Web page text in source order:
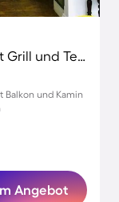
Voll ausgestattetes Ferienhaus mit Grill und Terrasse | Stadtblick
Balkon und Kamin
Angebot